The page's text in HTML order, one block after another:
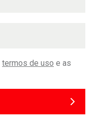
termos de uso e as